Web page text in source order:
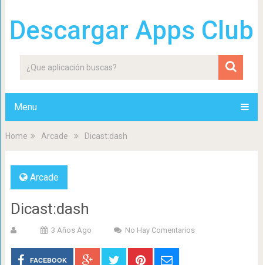
Descargar Apps Club
Menu
Home Arcade Dicast:dash
Arcade
Dicast:dash
3 Años Ago No Hay Comentarios
FACEBOOK